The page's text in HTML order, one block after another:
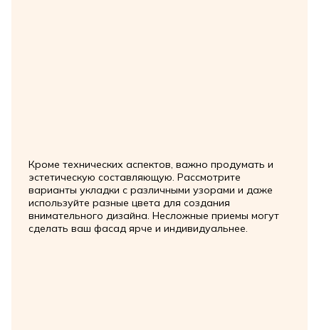
Кроме технических аспектов, важно продумать и
эстетическую составляющую. Рассмотрите
варианты укладки с различными узорами и даже
используйте разные цвета для создания
внимательного дизайна. Несложные приемы могут
сделать ваш фасад ярче и индивидуальнее.